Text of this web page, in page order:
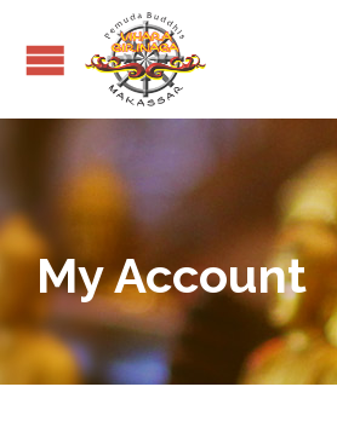
My Account